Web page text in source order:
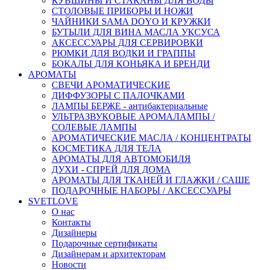
СТОЛОВЫЕ ПРИБОРЫ И НОЖИ
ЧАЙНИКИ SAMA DOYO И КРУЖКИ
БУТЫЛИ ДЛЯ ВИНА МАСЛА УКСУСА
АКСЕССУАРЫ ДЛЯ СЕРВИРОВКИ
РЮМКИ ДЛЯ ВОДКИ И ГРАППЫ
БОКАЛЫ ДЛЯ КОНЬЯКА И БРЕНДИ
АРОМАТЫ
СВЕЧИ АРОМАТИЧЕСКИЕ
ДИФФУЗОРЫ С ПАЛОЧКАМИ
ЛАМПЫ БЕРЖЕ - антибактериальные
УЛЬТРАЗВУКОВЫЕ АРОМАЛАМПЫ /
СОЛЕВЫЕ ЛАМПЫ
АРОМАТИЧЕСКИЕ МАСЛА / КОНЦЕНТРАТЫ
КОСМЕТИКА ДЛЯ ТЕЛА
АРОМАТЫ ДЛЯ АВТОМОБИЛЯ
ДУХИ - СПРЕЙ ДЛЯ ДОМА
АРОМАТЫ ДЛЯ ТКАНЕЙ И ГЛАЖКИ / САШЕ
ПОДАРОЧНЫЕ НАБОРЫ / АКСЕССУАРЫ
SVETLOVE
О нас
Контакты
Дизайнеры
Подарочные сертификаты
Дизайнерам и архитекторам
Новости